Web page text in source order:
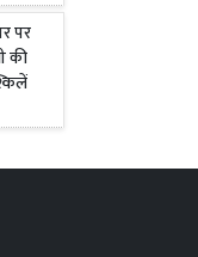
पर
की